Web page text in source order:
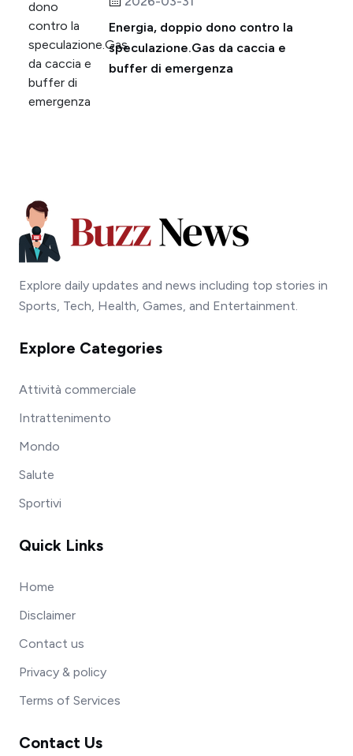
Energia, doppio dono contro la
speculazione.Gas da caccia e
buffer di emergenza
Explore daily updates and news including top stories in
Sports, Tech, Health, Games, and Entertainment.
Explore Categories
Attività commerciale
Intrattenimento
Mondo
Salute
Sportivi
Quick Links
Home
Disclaimer
Contact us
Privacy & policy
Terms of Services
Contact Us